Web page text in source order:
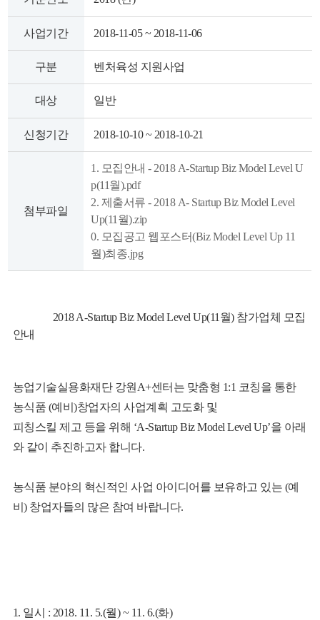
사업기간 2018-11-05 ~ 2018-11-06
구분 벤처육성 지원사업
대상 일반
신청기간 2018-10-10 ~ 2018-10-21
첨부파일
1. 모집안내 - 2018 A-Startup Biz Model Level U
p(11월).pdf
2. 제출서류 - 2018 A- Startup Biz Model Level
Up(11월).zip
0. 모집공고 웹포스터(Biz Model Level Up 11
월)최종.jpg
2018 A-Startup Biz Model Level Up(11월) 참가업체 모집
안내
농업기술실용화재단 강원A+센터는 맞춤형 1:1 코칭을 통한
농식품 (예비)창업자의 사업계획 고도화 및
피칭스킬 제고 등을 위해 ‘A-Startup Biz Model Level Up’을 아래
와 같이 추진하고자 합니다.
농식품 분야의 혁신적인 사업 아이디어를 보유하고 있는 (예
비) 창업자들의 많은 참여 바랍니다.
1. 일시 : 2018. 11. 5.(월) ~ 11. 6.(화)